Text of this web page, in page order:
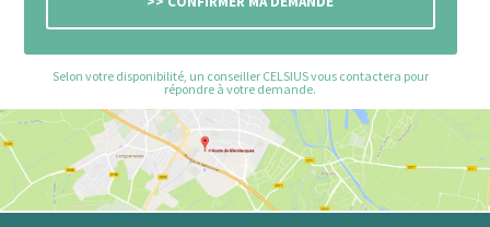
Selon votre disponibilité, un conseiller CELSIUS vous contactera pour
répondre à votre demande.